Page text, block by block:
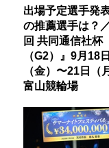
出場予定選手発
の推薦選手は？
回 共同通信社杯
（G2）』9月18日
（金）〜21日（
富山競輪場